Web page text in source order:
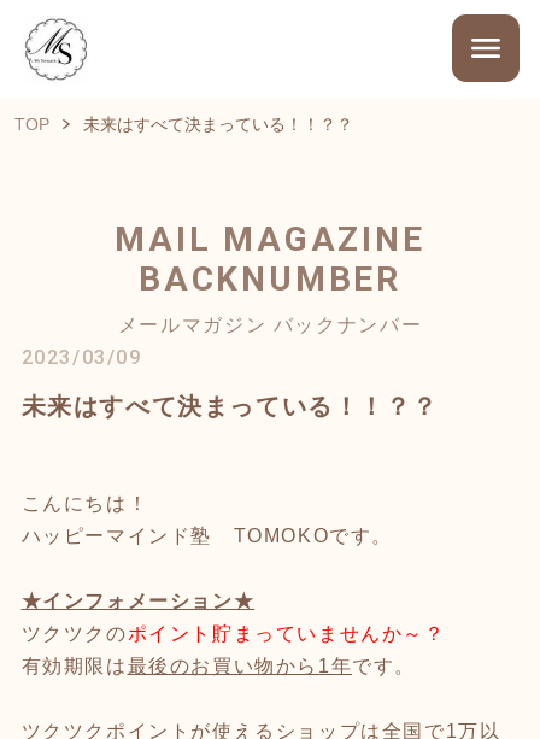
TOP 未来はすべて決まっている！！？？
MAIL MAGAZINE
BACKNUMBER
メールマガジン バックナンバー
2023/03/09
未来はすべて決まっている！！？？
こんにちは！
ハッピーマインド塾 TOMOKOです。
★インフォメーション★
ツクツクのポイント貯まっていませんか～？
有効期限は最後のお買い物から1年です。
ツクツクポイントが使えるショップは全国で1万以